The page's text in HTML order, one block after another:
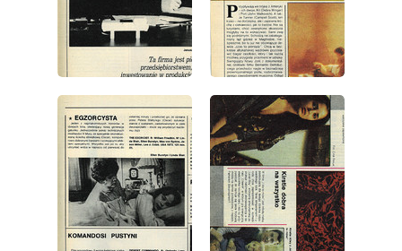
wydanie: 4/1991 wydanie: 4/1991